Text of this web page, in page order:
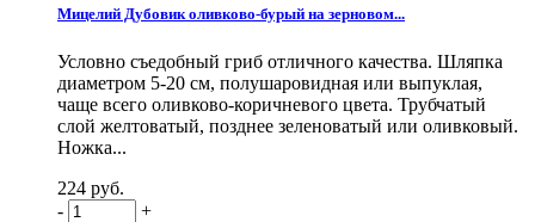
Мицелий Дубовик оливково-бурый на зерновом...
Условно съедобный гриб отличного качества. Шляпка
диаметром 5-20 см, полушаровидная или выпуклая,
чаще всего оливково-коричневого цвета. Трубчатый
слой желтоватый, позднее зеленоватый или оливковый.
Ножка...
224 руб.
-
+